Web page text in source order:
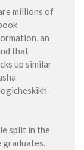
millions of
an
that
up similar
split in the
graduates.